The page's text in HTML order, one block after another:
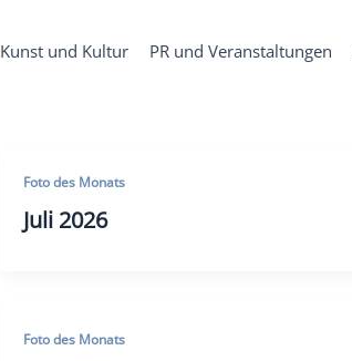
Kunst und Kultur PR und Veranstaltungen
Foto des Monats
Juli 2026
Foto des Monats